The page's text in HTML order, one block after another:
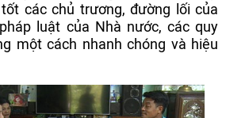
các chủ trương, đường lối của
luật của Nhà nước, các quy
một cách nhanh chóng và hiệu